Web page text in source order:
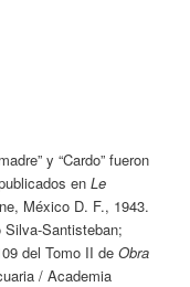
y “Cardo” fueron
en Le
México D. F., 1943.
Santisteban;
del Tomo II de Obra
/ Academia